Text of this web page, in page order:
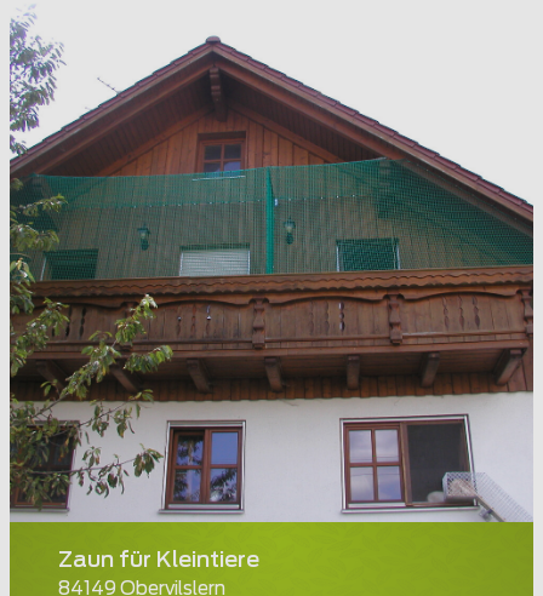
Zaun für Kleintiere
84149 Obervilslern